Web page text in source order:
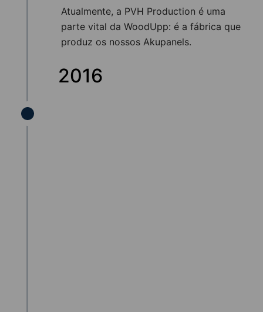
Atualmente, a PVH Production é uma
parte vital da WoodUpp: é a fábrica que
produz os nossos Akupanels.
2016